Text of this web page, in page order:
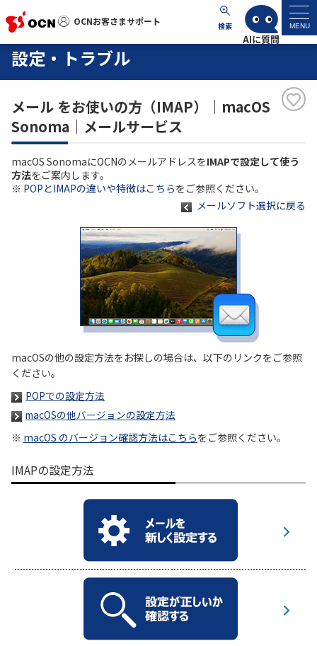
OCNお客さまサポート 検索 MENU
OCNお客さまサポート
サポートトップ
サービス名から探す
よくあるご質問
工事・故障情報
各種ダウンロード
お問い合わせ
お知らせ
NTTドコモビジネスのお客さ
まはこちら
サービス
OCN サービス一覧
設定・トラブル
メール をお使いの方（IMAP）｜macOS
Sonoma｜メールサービス
macOS SonomaにOCNのメールアドレスをIMAPで設定して使う
方法をご案内します。
※ POPとIMAPの違いや特徴はこちらをご参照ください。
メールソフト選択に戻る
macOSの他の設定方法をお探しの場合は、以下のリンクをご参照
ください。
POPでの設定方法
macOSの他バージョンの設定方法
※ macOS のバージョン確認方法はこちらをご参照ください。
IMAPの設定方法